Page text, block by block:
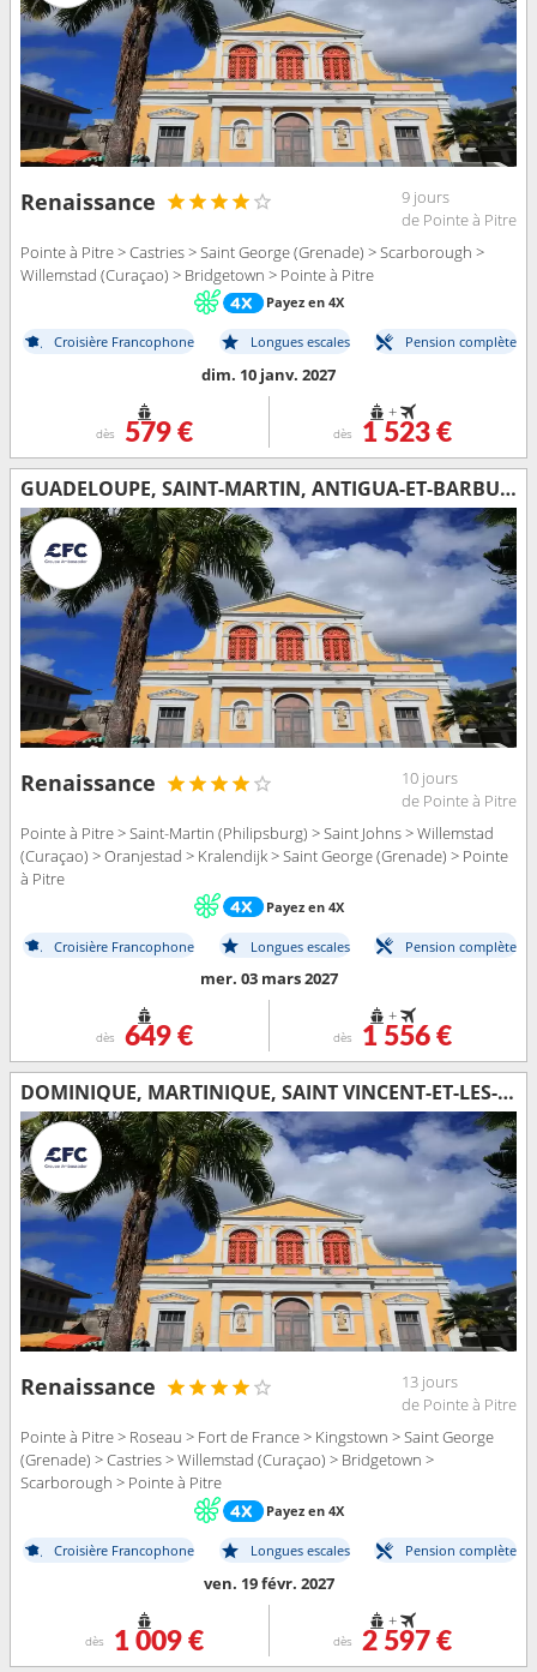
Renaissance
9 jours
de Pointe à Pitre
Pointe à Pitre > Castries > Saint George (Grenade) > Scarborough >
Willemstad (Curaçao) > Bridgetown > Pointe à Pitre
Payez en 4X
Croisière Francophone Longues escales Pension complète
dim. 10 janv. 2027
dès 579 €
+
dès 1 523 €
GUADELOUPE, SAINT-MARTIN, ANTIGUA-ET-BARBUDA, ARUBA, BONAIRE, GRENADE
Renaissance
10 jours
de Pointe à Pitre
Pointe à Pitre > Saint-Martin (Philipsburg) > Saint Johns > Willemstad
(Curaçao) > Oranjestad > Kralendijk > Saint George (Grenade) > Pointe
à Pitre
Payez en 4X
Croisière Francophone Longues escales Pension complète
mer. 03 mars 2027
dès 649 €
+
dès 1 556 €
DOMINIQUE, MARTINIQUE, SAINT VINCENT-ET-LES-GRENADINES, GRENADE, SAINTE-LUCIE, BARBADE, TRINITÉ-ET-TOBAGO, GUADELOUPE
Renaissance
13 jours
de Pointe à Pitre
Pointe à Pitre > Roseau > Fort de France > Kingstown > Saint George
(Grenade) > Castries > Willemstad (Curaçao) > Bridgetown >
Scarborough > Pointe à Pitre
Payez en 4X
Croisière Francophone Longues escales Pension complète
ven. 19 févr. 2027
dès 1 009 €
+
dès 2 597 €